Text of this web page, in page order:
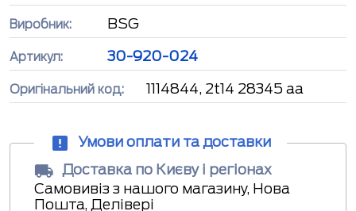
Виробник: BSG
Артикул: 30-920-024
Оригінальний код: 1114844, 2t14 28345 aa
Умови оплати та доставки
Доставка по Києву і регіонах
Самовивіз з нашого магазину, Нова
Пошта, Делівері